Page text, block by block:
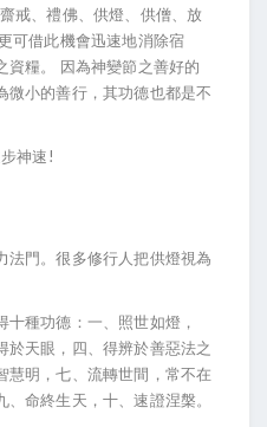
戒、禮佛、供燈、供僧、放
可借此機會迅速地消除宿
資糧。 因為神變節之善好的
微小的善行，其功德也都是不
神速!
法門。很多修行人把供燈視為
種功德：一、照世如燈，
於天眼，四、得辨於善惡法之
慧明，七、流轉世間，常不在
命終生天，十、速證涅槃。